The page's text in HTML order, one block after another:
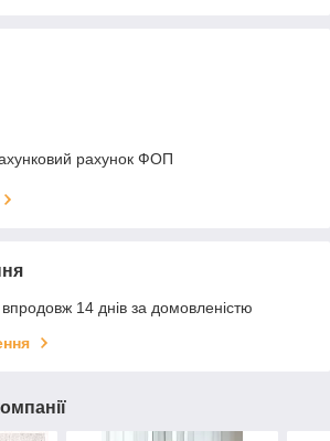
рахунок ФОП
14 днів за домовленістю